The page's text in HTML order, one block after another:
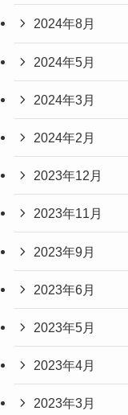
2024年8月
2024年5月
2024年3月
2024年2月
2023年12月
2023年11月
2023年9月
2023年6月
2023年5月
2023年4月
2023年3月